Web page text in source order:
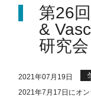
第26
&
研究会
2021年07月19日
2021年7月17日にオ